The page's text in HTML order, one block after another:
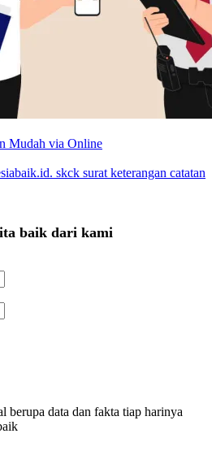
Mudah via Online
skck surat keterangan catatan
baik dari kami
berupa data dan fakta tiap harinya